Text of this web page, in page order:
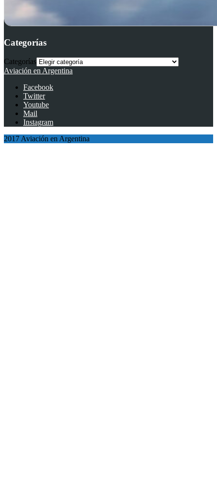
Categorías
Categorías
Aviación en Argentina
Facebook
Twitter
Youtube
Mail
Instagram
2017 Aviación en Argentina